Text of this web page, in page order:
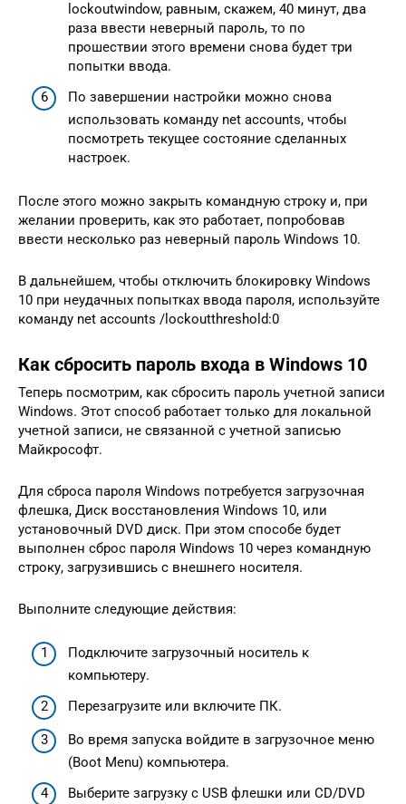
lockoutwindow, равным, скажем, 40 минут, два
раза ввести неверный пароль, то по
прошествии этого времени снова будет три
попытки ввода.
По завершении настройки можно снова
использовать команду net accounts, чтобы
посмотреть текущее состояние сделанных
настроек.
После этого можно закрыть командную строку и, при
желании проверить, как это работает, попробовав
ввести несколько раз неверный пароль Windows 10.
В дальнейшем, чтобы отключить блокировку Windows
10 при неудачных попытках ввода пароля, используйте
команду net accounts /lockoutthreshold:0
Как сбросить пароль входа в Windows 10
Теперь посмотрим, как сбросить пароль учетной записи
Windows. Этот способ работает только для локальной
учетной записи, не связанной с учетной записью
Майкрософт.
Для сброса пароля Windows потребуется загрузочная
флешка, Диск восстановления Windows 10, или
установочный DVD диск. При этом способе будет
выполнен сброс пароля Windows 10 через командную
строку, загрузившись с внешнего носителя.
Выполните следующие действия:
Подключите загрузочный носитель к
компьютеру.
Перезагрузите или включите ПК.
Во время запуска войдите в загрузочное меню
(Boot Menu) компьютера.
Выберите загрузку с USB флешки или CD/DVD